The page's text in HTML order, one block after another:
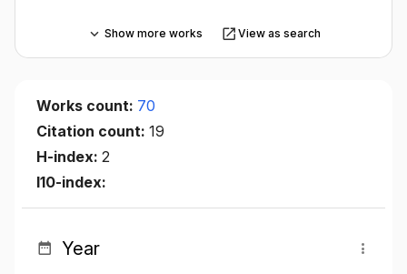
Show more works View as search
Works count: 70
Citation count: 19
H-index: 2
I10-index:
Year